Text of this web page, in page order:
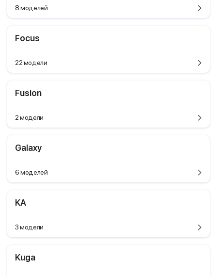
8 моделей
Focus
22 модели
Fusion
2 модели
Galaxy
6 моделей
KA
3 модели
Kuga